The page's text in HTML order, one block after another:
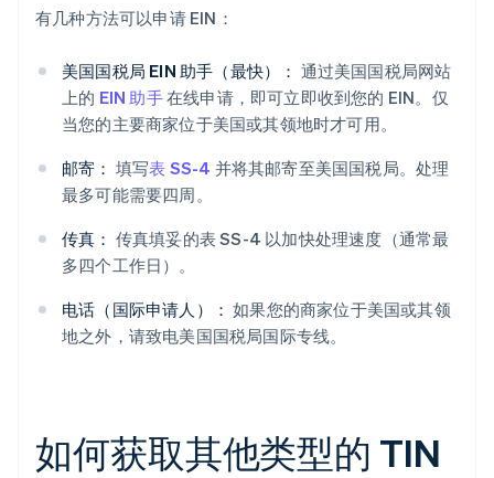
有几种方法可以申请 EIN：
美国国税局 EIN 助手（最快）： 通过美国国税局网站
上的 EIN 助手在线申请，即可立即收到您的 EIN。仅
当您的主要商家位于美国或其领地时才可用。
邮寄： 填写表 SS-4 并将其邮寄至美国国税局。处理
最多可能需要四周。
传真： 传真填妥的表 SS-4 以加快处理速度（通常最
多四个工作日）。
电话（国际申请人）： 如果您的商家位于美国或其领
地之外，请致电美国国税局国际专线。
如何获取其他类型的 TIN